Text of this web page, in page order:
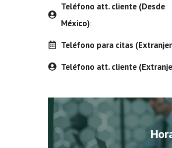
Teléfono att. cliente (Desde
México):
Teléfono para citas
Teléfono att. cliente